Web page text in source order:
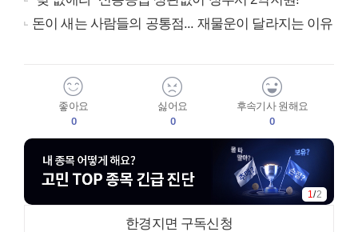
돈이 새는 사람들의 공통점... 재물운이 달라지는 이유
좋아요
0
싫어요
0
후속기사 원해요
0
1/2
한경지면 구독신청